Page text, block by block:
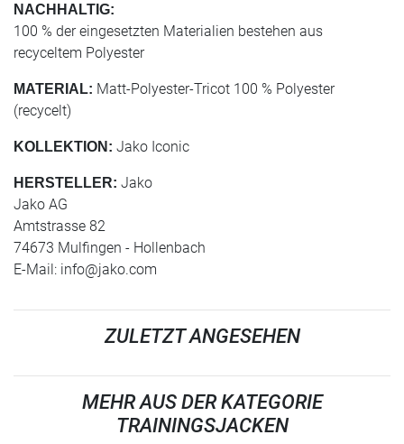
NACHHALTIG:
100 % der eingesetzten Materialien bestehen aus
recyceltem Polyester
MATERIAL: Matt-Polyester-Tricot 100 % Polyester
(recycelt)
KOLLEKTION: Jako Iconic
HERSTELLER: Jako
Jako AG
Amtstrasse 82
74673 Mulfingen - Hollenbach
E-Mail: info@jako.com
ZULETZT ANGESEHEN
MEHR AUS DER KATEGORIE
TRAININGSJACKEN